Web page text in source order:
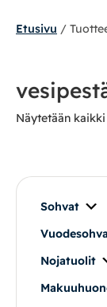
Säilytys
Etusivu /
Näytetään
Sohvat
Nojatuolit